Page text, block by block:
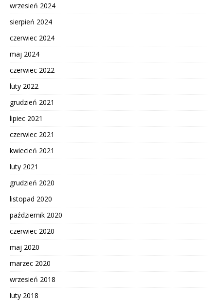
wrzesień 2024
sierpień 2024
czerwiec 2024
maj 2024
czerwiec 2022
luty 2022
grudzień 2021
lipiec 2021
czerwiec 2021
kwiecień 2021
luty 2021
grudzień 2020
listopad 2020
październik 2020
czerwiec 2020
maj 2020
marzec 2020
wrzesień 2018
luty 2018